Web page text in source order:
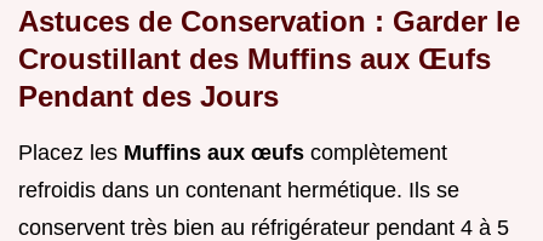
Astuces de Conservation : Garder le
Croustillant des Muffins aux Œufs
Pendant des Jours
Placez les Muffins aux œufs complètement
refroidis dans un contenant hermétique. Ils se
conservent très bien au réfrigérateur pendant 4 à 5